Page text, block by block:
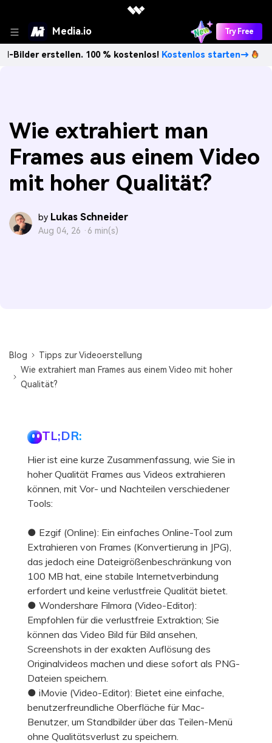
Media.io Try Free
100 % kostenlos!Kostenlos starten→
Wie extrahiert man
Frames aus einem Video
mit hoher Qualität?
by Lukas Schneider
Aug 04, 26 · 6 min(s)
Blog
Tipps zur Videoerstellung
Wie extrahiert man Frames aus einem Video mit hoher
Qualität?
TL;DR:
Hier ist eine kurze Zusammenfassung, wie Sie in
hoher Qualität Frames aus Videos extrahieren
können, mit Vor- und Nachteilen verschiedener
Tools:
● Ezgif (Online): Ein einfaches Online-Tool zum
Extrahieren von Frames (Konvertierung in JPG),
das jedoch eine Dateigrößenbeschränkung von
100 MB hat, eine stabile Internetverbindung
erfordert und keine verlustfreie Qualität bietet.
● Wondershare Filmora (Video-Editor):
Empfohlen für die verlustfreie Extraktion; Sie
können das Video Bild für Bild ansehen,
Screenshots in der exakten Auflösung des
Originalvideos machen und diese sofort als PNG-
Dateien speichern.
● iMovie (Video-Editor): Bietet eine einfache,
benutzerfreundliche Oberfläche für Mac-
Benutzer, um Standbilder über das Teilen-Menü
ohne Qualitätsverlust zu speichern.